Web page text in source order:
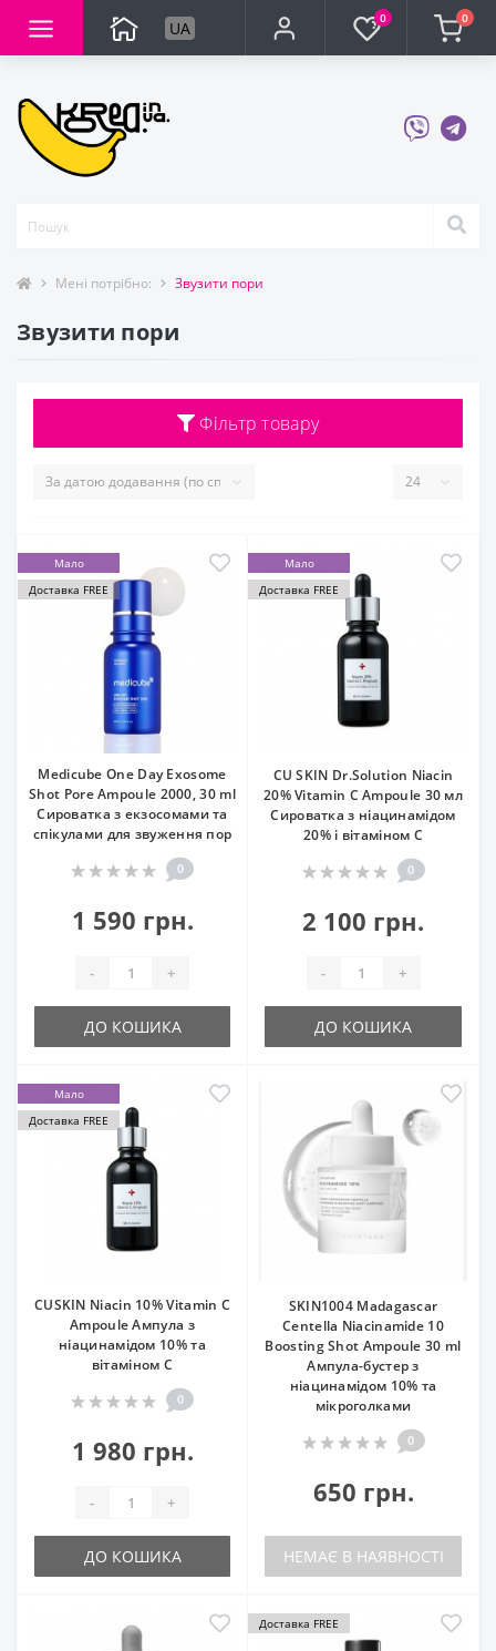
UA 0 0
Мені потрібно: Звузити пори
Звузити пори
Фільтр товару
Мало
Доставка FREE
Medicube One Day Exosome
Shot Pore Ampoule 2000, 30 ml
Сироватка з екзосомами та
спікулами для звуження пор
0
1 590 грн.
- +
ДО КОШИКА
Мало
Доставка FREE
CU SKIN Dr.Solution Niacin
20% Vitamin C Ampoule 30 мл
Сироватка з ніацинамідом
20% і вітаміном С
0
2 100 грн.
- +
ДО КОШИКА
Мало
Доставка FREE
CUSKIN Niacin 10% Vitamin C
Ampoule Ампула з
ніацинамідом 10% та
вітаміном С
0
1 980 грн.
- +
ДО КОШИКА
SKIN1004 Madagascar
Centella Niacinamide 10
Boosting Shot Ampoule 30 ml
Ампула-бустер з
ніацинамідом 10% та
мікроголками
0
650 грн.
НЕМАЄ В НАЯВНОСТІ
Доставка FREE